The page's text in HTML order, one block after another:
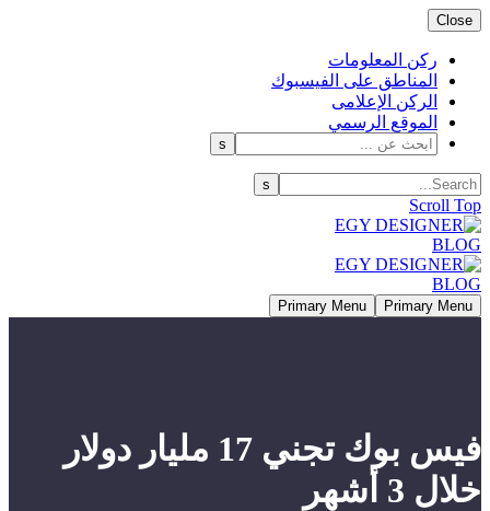
Close
ركن المعلومات
المناطق على الفيسبوك
الركن الإعلامى
الموقع الرسمي
Scroll Top
Primary Menu
Primary Menu
فيس بوك تجني 17 مليار دولار
خلال 3 أشهر